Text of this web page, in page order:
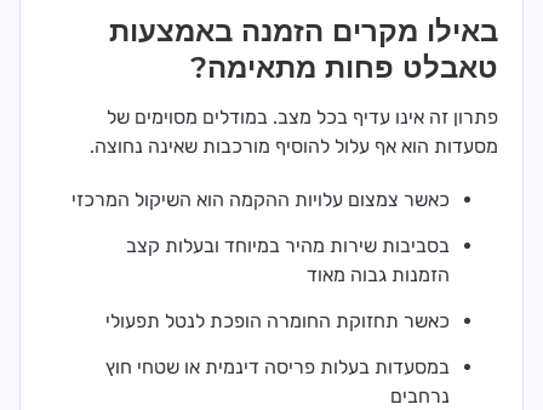
באילו מקרים הזמנה באמצעות
טאבלט פחות מתאימה?
פתרון זה אינו עדיף בכל מצב. במודלים מסוימים של
מסעדות הוא אף עלול להוסיף מורכבות שאינה נחוצה.
כאשר צמצום עלויות ההקמה הוא השיקול המרכזי
בסביבות שירות מהיר במיוחד ובעלות קצב
הזמנות גבוה מאוד
כאשר תחזוקת החומרה הופכת לנטל תפעולי
במסעדות בעלות פריסה דינמית או שטחי חוץ
נרחבים